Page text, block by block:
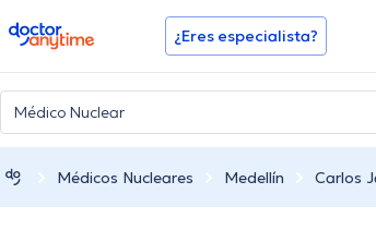
doctoranytime ¿Eres especialista?
Médicos Nucleares Medellín Carlos